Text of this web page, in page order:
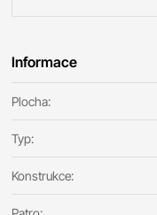
Informace
Plocha:
Typ:
Konstrukce: